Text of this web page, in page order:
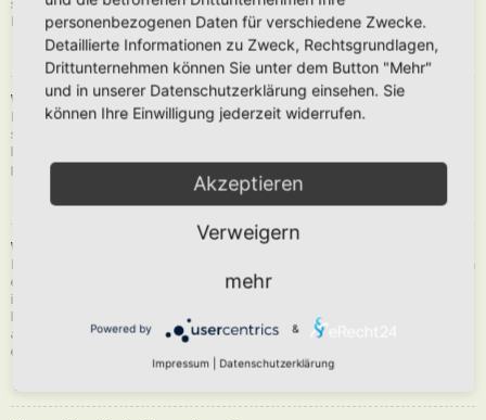
siehst du eine Schaltfläche in der Nähe des Beitrags, um diesen zu melden.
Du wirst dann durch die weiteren Schritte geführt.
Nach oben
Was bewirkt die „Speichern“-Schaltfläche beim Schreiben eines Beitrags?
Hiermit kannst du die geschriebene Entwürfe speichern und zu einem
späteren Zeitpunkt vervollständigen und absenden. Den gesicherten Beitrag
kannst du mit der Funktion „Gespeicherte Entwürfe verwalten“ in deinem
persönlichen Bereich erneut laden.
Nach oben
Warum muss mein Beitrag erst freigegeben werden?
Die Board-Administration kann entschieden haben, dass in dem Forum, in dem
du einen Beitrag erstellt hast, die Beiträge zuerst geprüft werden müssen. Es
ist auch möglich, dass die Administration dich zu einer Gruppe von Benutzern
hinzugefügt hat, bei denen sie die Beiträge erst begutachten möchte, bevor sie
auf der Seite sichtbar werden. Bitte kontaktiere die Board-Administration, wenn
du weitere Informationen dazu benötigst.
personenbezogenen Daten für verschiedene Zwecke.
Detaillierte Informationen zu Zweck, Rechtsgrundlagen,
Drittunternehmen können Sie unter dem Button "Mehr"
und in unserer Datenschutzerklärung einsehen. Sie
können Ihre Einwilligung jederzeit widerrufen.
Akzeptieren
Verweigern
mehr
Powered by &
Impressum Datenschutzerklärung